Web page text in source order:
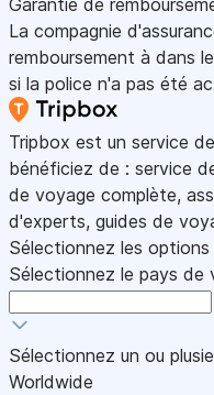
Garantie de
La compagnie
remboursement à dans
si la police n'a pas été
Tripbox est un service
bénéficiez de : service
de voyage complète,
d'experts, guides de
Sélectionnez les options
Sélectionnez le pays de
Sélectionnez un ou
Worldwide